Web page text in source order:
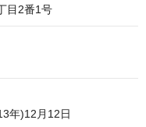
年)12月12日